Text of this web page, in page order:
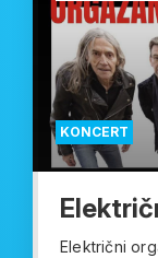
KONCERT
Električni